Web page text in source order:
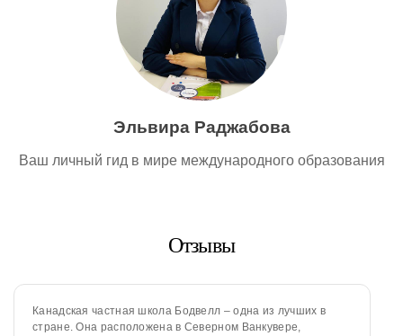
Эльвира Раджабова
Ваш личный гид в мире международного образования
Отзывы
Канадская частная школа Бодвелл – одна из лучших в
стране. Она расположена в Северном Ванкувере,